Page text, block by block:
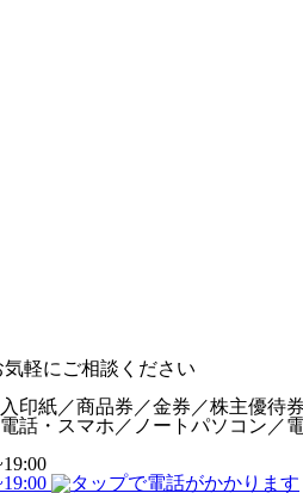
紙／商品券／金券／株主優待
・スマホ／ノートパソコン／